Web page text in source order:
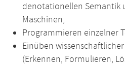
denotationellen Semantik
Maschinen,
Programmieren einzelner
Einüben
(Erkennen, Formulieren,